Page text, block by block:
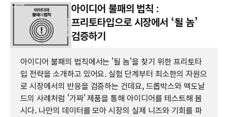
아이디어 불패의 법칙 :
프리토타입으로 시장에서 ‘될 놈’
검증하기
아이디어 불패의 법칙에서는 '될 놈'을 찾기 위한 프리토타
입 전략을 소개하고 있어요. 실험 단계부터 최소한의 자원으
로 시장에서의 반응을 검증하는 건데요, 드롭박스와 맥도날
드의 사례처럼 '가짜' 제품을 통해 아이디어를 테스트해 봅
시다. 나만의 데이터를 모아 시장의 실제 니즈와 기회를 파